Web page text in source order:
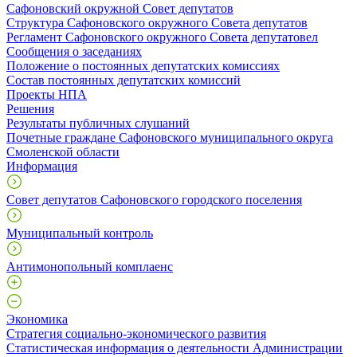
Сафоновский окружной Совет депутатов
Структура Сафоновского окружного Совета депутатов
Регламент Сафоновского окружного Совета депутатовел
Сообщения о заседаниях
Положение о постоянных депутатских комиссиях
Состав постоянных депутатских комиссий
Проекты НПА
Решения
Результаты публичных слушаний
Почетные граждане Сафоновского муниципального округа
Смоленской области
Информация
Совет депутатов Сафоновского городского поселения
Муниципальный контроль
Антимонопольный комплаенс
Экономика
Стратегия социально-экономического развития
Статистическая информация о деятельности Администрации